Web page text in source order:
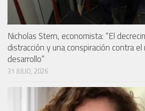
Nicholas Stern, economista: “El
distracción y una conspiración contra
desarrollo”
31 JULIO, 2026